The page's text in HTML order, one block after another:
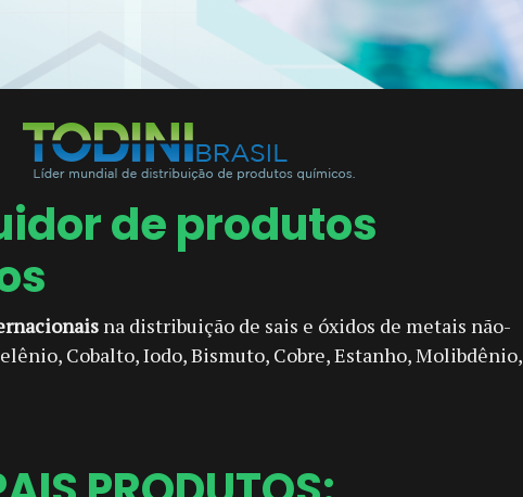
de produtos
na distribuição de sais e óxidos de metais não-
Cobalto, Iodo, Bismuto, Cobre, Estanho, Molibdênio,